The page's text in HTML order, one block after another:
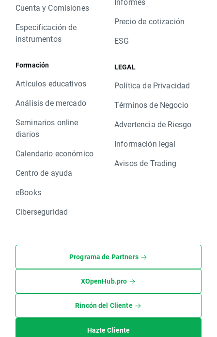
Cuenta y Comisiones
Especificación de
instrumentos
Formación
Artículos educativos
Análisis de mercado
Seminarios online
diarios
Calendario económico
Centro de ayuda
eBooks
Ciberseguridad
Precio de cotización
ESG
LEGAL
Política de Privacidad
Términos de Negocio
Advertencia de Riesgo
Información legal
Avisos de Trading
Programa de Partners
XOpenHub.pro
Rincón del Cliente
Hazte Cliente